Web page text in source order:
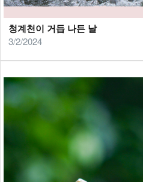
청계천이 거듭 나든 날
3/2/2024